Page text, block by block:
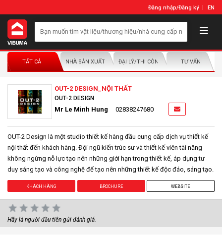
Đăng nhập/Đăng ký EN
TẤT CẢ NHÀ SẢN XUẤT/NHÀ PHÂN PHỐIĐẠI LÝ/THI CÔNG LẮP ĐẶTTƯ VẤN
OUT-2 DESIGN_NỘI THẤT
OUT-2 DESIGN
Mr Le Minh Hung 02838247680
OUT-2 Design là một studio thiết kế hàng đầu cung cấp dịch vụ thiết kế
nội thất đến khách hàng. Đội ngũ kiến trúc sư và thiết kế viên tài năng
không ngừng nỗ lực tạo nên những giới hạn trong thiết kế, áp dụng tư
duy sáng tạo và công nghệ để tạo nên những thiết kế độc đáo, sáng tạo.
KHÁCH HÀNG BROCHURE WEBSITE
Hãy là người đầu tiên gửi đánh giá.